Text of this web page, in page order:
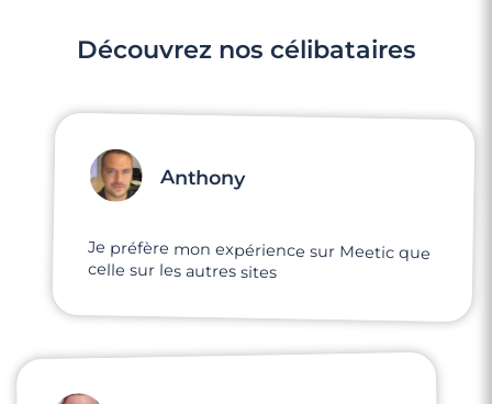
Découvrez nos célibataires
Anthony
Je préfère mon expérience sur Meetic que
celle sur les autres sites